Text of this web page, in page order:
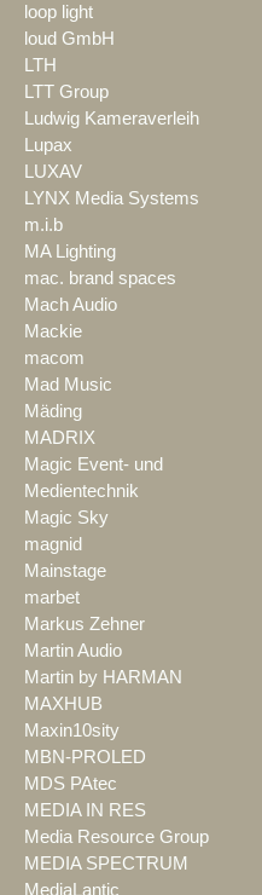
loop light
loud GmbH
LTH
LTT Group
Ludwig Kameraverleih
Lupax
LUXAV
LYNX Media Systems
m.i.b
MA Lighting
mac. brand spaces
Mach Audio
Mackie
macom
Mad Music
Mäding
MADRIX
Magic Event- und
Medientechnik
Magic Sky
magnid
Mainstage
marbet
Markus Zehner
Martin Audio
Martin by HARMAN
MAXHUB
Maxin10sity
MBN-PROLED
MDS PAtec
MEDIA IN RES
Media Resource Group
MEDIA SPECTRUM
MediaLantic